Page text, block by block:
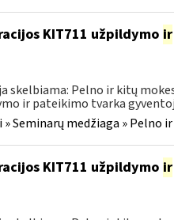
KIT711 užpildymo ir
skelbiama: Pelno ir kitų
ir pateikimo tvarka
» Seminarų medžiaga » Pelno
KIT711 užpildymo ir